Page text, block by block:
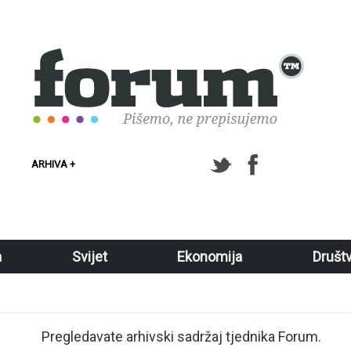
ARHIVA +
Svijet Ekonomija
Pregledavate arhivski sadržaj tjednika Forum.